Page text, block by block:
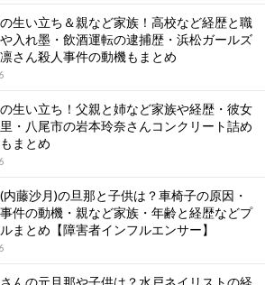
生い立ち＆親など家族！高校など経歴と職
入れ墨・飲酒運転の逮捕歴・浜松ガールズ
さん殺人事件の動機もまとめ
生い立ち！父親と姉など家族や経歴・彼女
・八尾市の岩本玲奈さんコンクリート詰め
まとめ
藤沙月)の旦那と子供は？車椅子の原因・
件の動機・親など家族・年齢と経歴などプ
まとめ【障害者インフルエンサー】
んの元旦那や子供は？水戸ネイリストの経